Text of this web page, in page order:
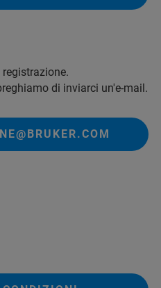
di inviarci un'e-mail.